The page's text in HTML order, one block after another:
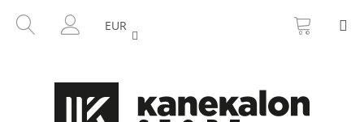
HĽADAŤ
PRIHLÁSENIE
EUR KOŠÍK
SPÄŤ
SPÄŤ